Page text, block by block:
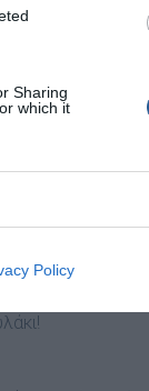
Sharing
which it
Policy
23% ως και
για να
είναι